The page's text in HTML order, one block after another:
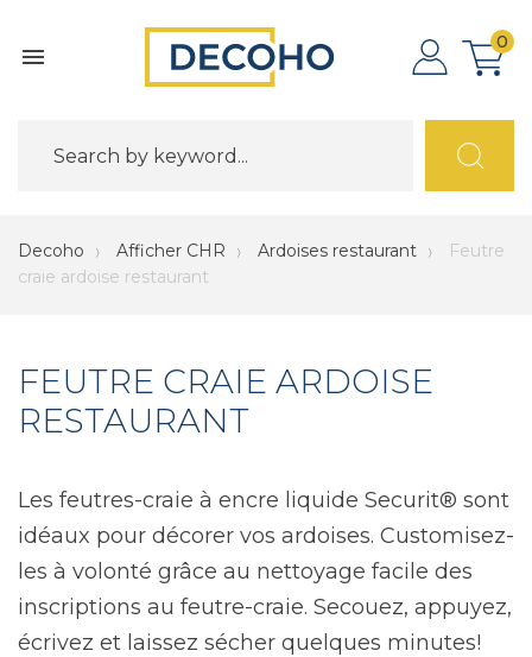

0
Decoho Afficher CHR Ardoises restaurant
Feutre
craie ardoise restaurant
FEUTRE CRAIE ARDOISE
RESTAURANT
Les feutres-craie à encre liquide Securit® sont
idéaux pour décorer vos ardoises. Customisez-
les à volonté grâce au nettoyage facile des
inscriptions au feutre-craie. Secouez, appuyez,
écrivez et laissez sécher quelques minutes!